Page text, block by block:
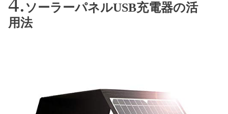
ソーラーパネルUSB充電器の活
用法